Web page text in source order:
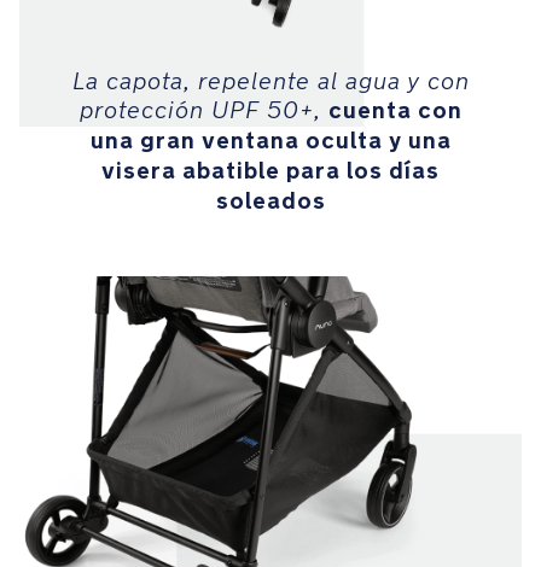
La
cesta
almacenamiento
paneles
laterales
muy
altos,
ofrece
gran
espacio
para
llevar
tus
compras
La capota, repelente al agua y con
protección UPF 50+, cuenta con
una gran ventana oculta y una
visera abatible para los días
soleados